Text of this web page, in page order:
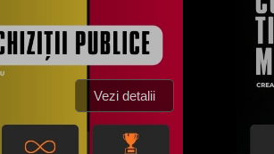
Vezi detalii